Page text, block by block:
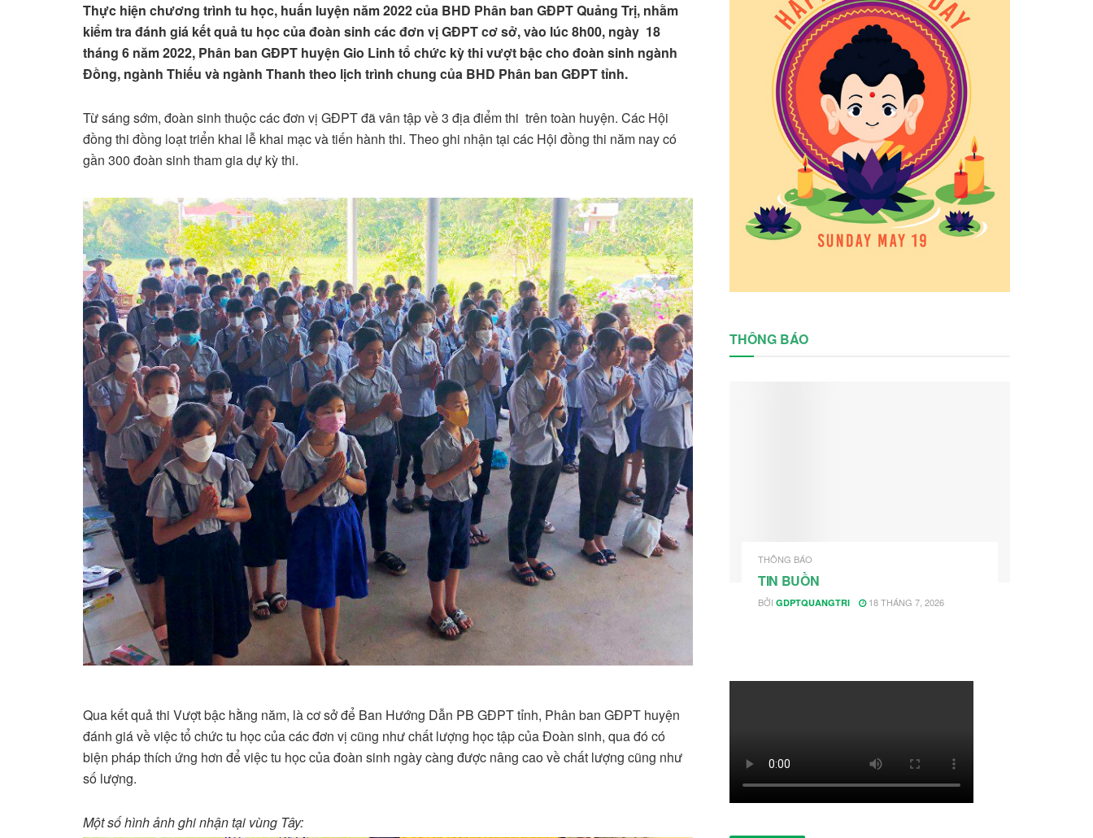
Thực hiện chương trình tu học, huấn luyện năm 2022 của BHD Phân ban GĐPT Quảng Trị, nhằm
kiểm tra đánh giá kết quả tu học của đoàn sinh các đơn vị GĐPT cơ sở, vào lúc 8h00, ngày 18
tháng 6 năm 2022, Phân ban GĐPT huyện Gio Linh tổ chức kỳ thi vượt bậc cho đoàn sinh ngành
Đồng, ngành Thiếu và ngành Thanh theo lịch trình chung của BHD Phân ban GĐPT tỉnh.
Từ sáng sớm, đoàn sinh thuộc các đơn vị GĐPT đã vân tập về 3 địa điểm thi trên toàn huyện. Các Hội
đồng thi đồng loạt triển khai lễ khai mạc và tiến hành thi. Theo ghi nhận tại các Hội đồng thi năm nay có
gần 300 đoàn sinh tham gia dự kỳ thi.
Qua kết quả thi Vượt bậc hằng năm, là cơ sở để Ban Hướng Dẫn PB GĐPT tỉnh, Phân ban GĐPT huyện
đánh giá về việc tổ chức tu học của các đơn vị cũng như chất lượng học tập của Đoàn sinh, qua đó có
biện pháp thích ứng hơn để việc tu học của đoàn sinh ngày càng được nâng cao về chất lượng cũng như
số lượng.
Một số hình ảnh ghi nhận tại vùng Tây:
THÔNG BÁO
THÔNG BÁO
TIN BUỒN
BỞI GDPTQUANGTRI 18 THÁNG 7, 2026